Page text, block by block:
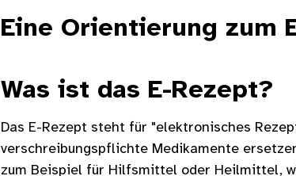
Eine Orientierung zum
Was ist das E-Rezept?
Das E-Rezept steht für "elektronisches
verschreibungspflichte Medikamente
zum Beispiel für Hilfsmittel oder Heilmittel,